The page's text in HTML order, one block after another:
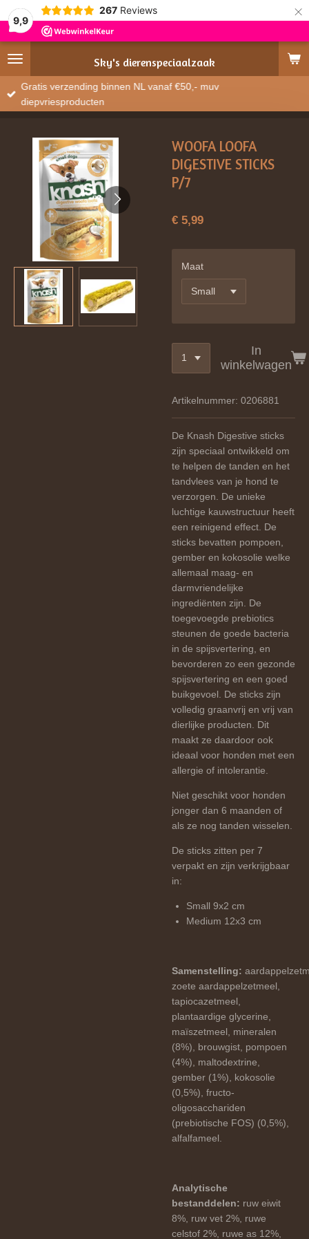
9,9
267 Reviews ×
Sky's dierenspeciaalzaak
Gratis verzending binnen NL vanaf €50,- muv
diepvriesproducten
WOOFA LOOFA
DIGESTIVE STICKS
P/7
€ 5,99
Maat
In
winkelwagen
Artikelnummer: 0206881
De Knash Digestive sticks
zijn speciaal ontwikkeld om
te helpen de tanden en het
tandvlees van je hond te
verzorgen. De unieke
luchtige kauwstructuur heeft
een reinigend effect. De
sticks bevatten pompoen,
gember en kokosolie welke
allemaal maag- en
darmvriendelijke
ingrediënten zijn. De
toegevoegde prebiotics
steunen de goede bacteria
in de spijsvertering, en
bevorderen zo een gezonde
spijsvertering en een goed
buikgevoel. De sticks zijn
volledig graanvrij en vrij van
dierlijke producten. Dit
maakt ze daardoor ook
ideaal voor honden met een
allergie of intolerantie.
Niet geschikt voor honden
jonger dan 6 maanden of
als ze nog tanden wisselen.
De sticks zitten per 7
verpakt en zijn verkrijgbaar
in:
Small 9x2 cm
Medium 12x3 cm
Samenstelling:
zoete aardappelzetmeel,
tapiocazetmeel,
plantaardige glycerine,
maïszetmeel, mineralen
(8%), brouwgist, pompoen
(4%), maltodextrine,
gember (1%), kokosolie
(0,5%), fructo-
oligosacchariden
(prebiotische FOS) (0,5%),
alfalfameel.
Analytische
bestanddelen: ruw eiwit
8%, ruw vet 2%, ruwe
celstof 2%, ruwe as 12%,